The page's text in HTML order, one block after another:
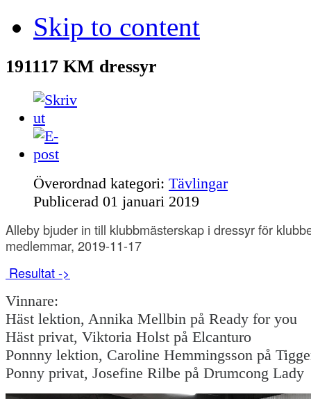
Skip to content
191117 KM dressyr
Överordnad kategori: Tävlingar
Publicerad 01 januari 2019
Alleby bjuder in till klubbmästerskap i dressyr för
medlemmar, 2019-11-17
Resultat ->
Vinnare:
Häst lektion, Annika Mellbin på Ready for you
Häst privat, Viktoria Holst på Elcanturo
Ponnny lektion, Caroline Hemmingsson på
Ponny privat, Josefine Rilbe på Drumcong Lady